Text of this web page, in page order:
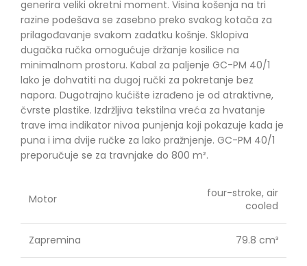
generira veliki okretni moment. Visina košenja na tri
razine podešava se zasebno preko svakog kotača za
prilagođavanje svakom zadatku košnje. Sklopiva
dugačka ručka omogućuje držanje kosilice na
minimalnom prostoru. Kabal za paljenje GC-PM 40/1
lako je dohvatiti na dugoj ručki za pokretanje bez
napora. Dugotrajno kućište izrađeno je od atraktivne,
čvrste plastike. Izdržljiva tekstilna vreća za hvatanje
trave ima indikator nivoa punjenja koji pokazuje kada je
puna i ima dvije ručke za lako pražnjenje. GC-PM 40/1
preporučuje se za travnjake do 800 m².
Motor
four-stroke, air
cooled
Zapremina 79.8 cm³